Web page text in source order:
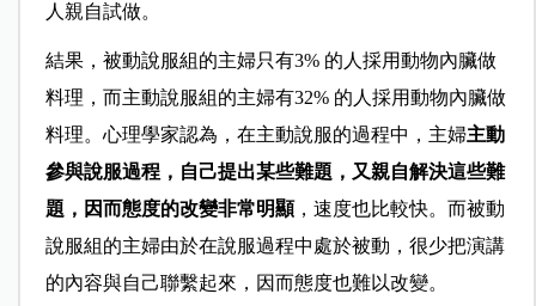
人親自試做。
結果，被動說服組的主婦只有3% 的人採用動物內臟做
料理，而主動說服組的主婦有32% 的人採用動物內臟做
料理。心理學家認為，在主動說服的過程中，主婦主動
參與說服過程，自己提出某些難題，又親自解決這些難
題，因而態度的改變非常明顯，速度也比較快。而被動
說服組的主婦由於在說服過程中處於被動，很少把演講
的內容與自己聯繫起來，因而態度也難以改變。